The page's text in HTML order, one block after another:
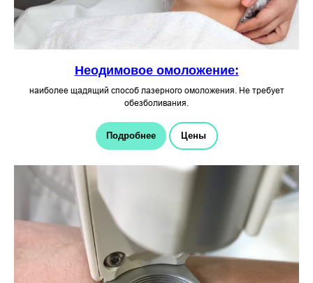
Неодимовое омоложение:
наиболее щадящий способ лазерного омоложения. Не требует
обезболивания.
Подробнее Цены